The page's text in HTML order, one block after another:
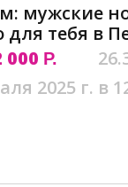
мужские
для тебя в
000 Р.
2025 г. в